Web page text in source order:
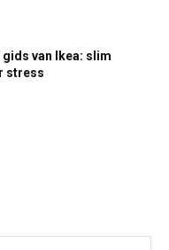
gids van Ikea: slim
stress